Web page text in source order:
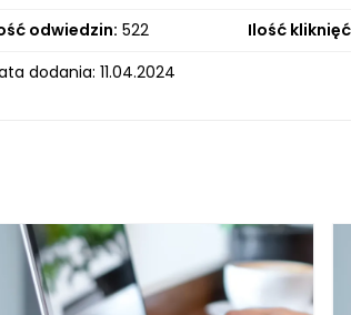
odwiedzin: 522 Ilość
dodania: 11.04.2024